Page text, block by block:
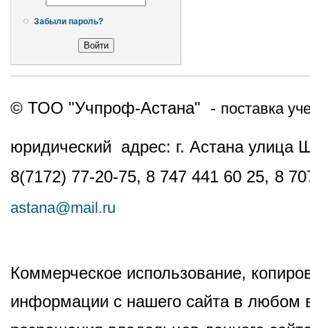
Забыли пароль?
© ТОО "Учпроф-Астана" - поставка
юридический адрес: г. Астана
8(7172) 77-20-75, 8 747 441 60 25, 8
astana@mail.ru
Коммерческое использование,
информации с нашего сайта в любом